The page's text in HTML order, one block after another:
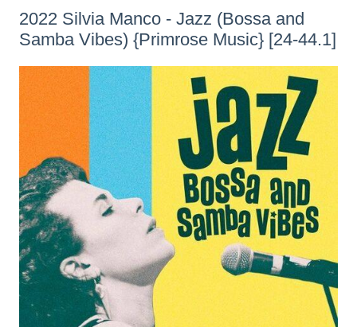
2022 Silvia Manco - Jazz (Bossa and
Samba Vibes) {Primrose Music} [24-44.1]